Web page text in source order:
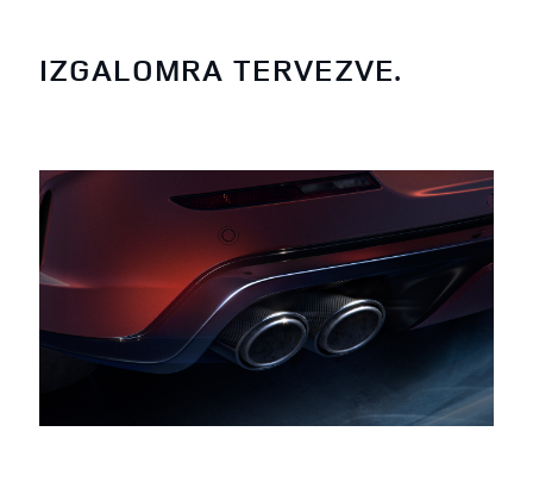
IZGALOMRA TERVEZVE.